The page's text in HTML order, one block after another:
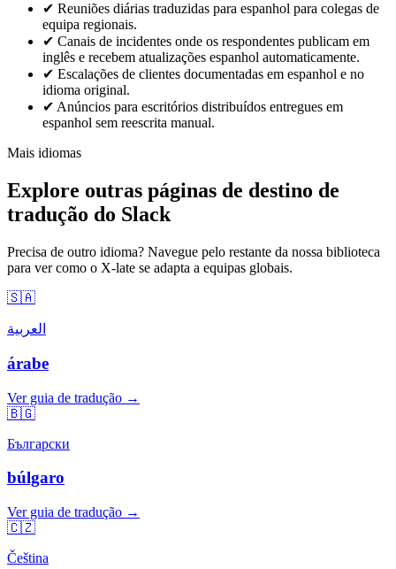
✔ Reuniões diárias traduzidas para espanhol para colegas de
equipa regionais.
✔ Canais de incidentes onde os respondentes publicam em
inglês e recebem atualizações espanhol automaticamente.
✔ Escalações de clientes documentadas em espanhol e no
idioma original.
✔ Anúncios para escritórios distribuídos entregues em
espanhol sem reescrita manual.
Mais idiomas
Explore outras páginas de destino de
tradução do Slack
Precisa de outro idioma? Navegue pelo restante da nossa biblioteca
para ver como o X-late se adapta a equipas globais.
🇸🇦
العربية
árabe
Ver guia de tradução →
🇧🇬
Български
búlgaro
Ver guia de tradução →
🇨🇿
Čeština